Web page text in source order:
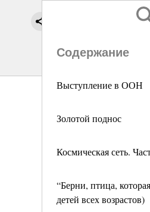
Содержание
Выступление в ООН
Золотой поднос
Космическая сеть.
“Берни, птица,
детей всех возрастов)